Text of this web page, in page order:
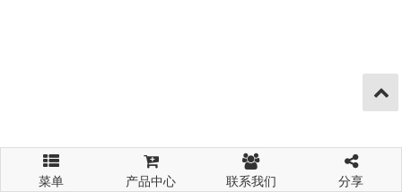
菜单 产品中心 联系我们 分享